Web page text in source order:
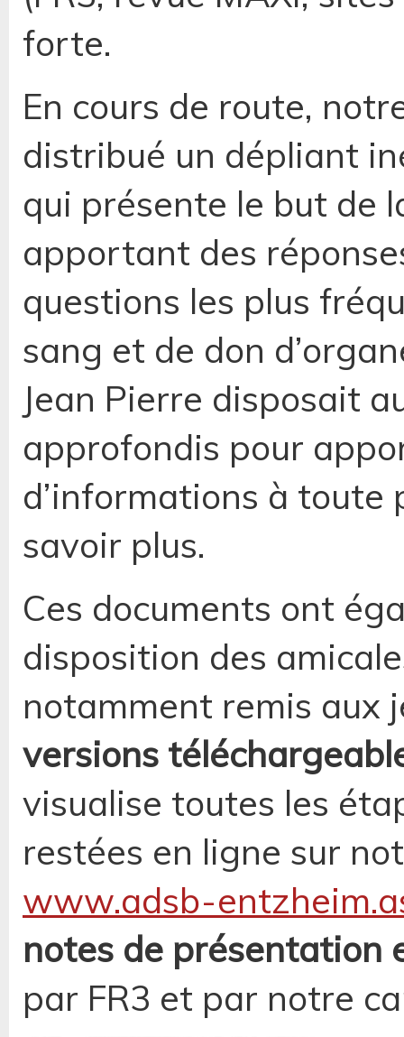
forte.
En cours de route,
distribué un dépliant
qui présente le but de
apportant des
questions les plus
sang et de don
Jean Pierre disposait
approfondis pour
d’informations à toute
savoir plus.
Ces documents ont
disposition des
notamment remis aux
versions
visualise toutes les
restées en ligne sur
www.adsb-
notes de présentation
par FR3 et par notre